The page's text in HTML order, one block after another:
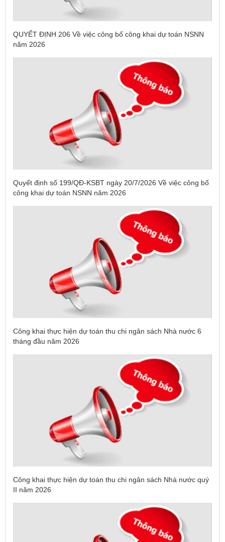
QUYẾT ĐỊNH 206 Về việc công bố công khai dự toán NSNN
năm 2026
Quyết định số 199/QĐ-KSBT ngày 20/7/2026 Về việc công bố
công khai dự toán NSNN năm 2026
Công khai thực hiện dự toán thu chi ngân sách Nhà nước 6
tháng đầu năm 2026
Công khai thực hiện dự toán thu chi ngân sách Nhà nước quý
II năm 2026